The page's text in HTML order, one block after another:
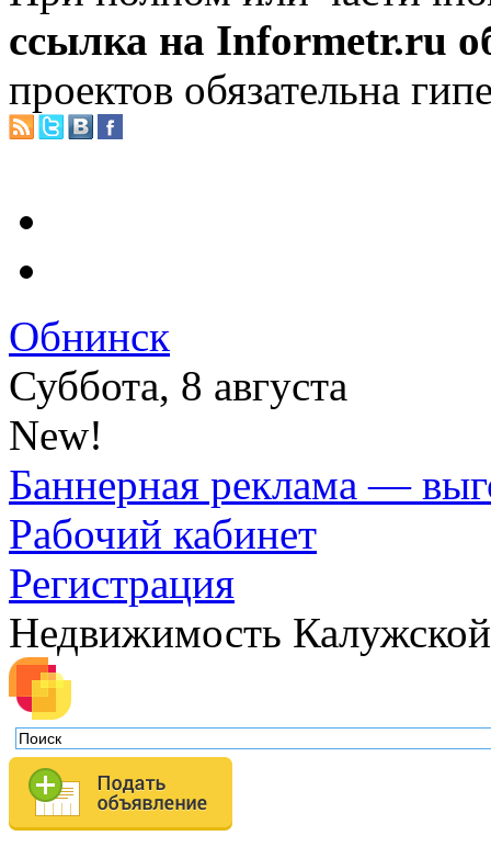
ссылка на Informetr.ru
проектов обязательна
Обнинск
Суббота, 8 августа
New!
Баннерная реклама —
Рабочий кабинет
Регистрация
Недвижимость